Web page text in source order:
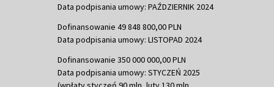
Data podpisania umowy: PAŹDZIERNIK 2024
Dofinansowanie 49 848 800,00 PLN
Data podpisania umowy: LISTOPAD 2024
Dofinansowanie 350 000 000,00 PLN
Data podpisania umowy: STYCZEŃ 2025